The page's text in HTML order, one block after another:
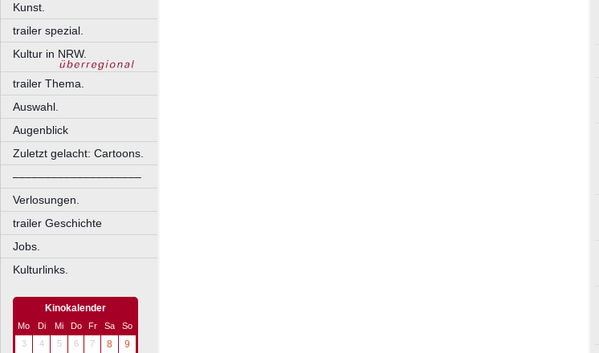
Kunst.
trailer spezial.
Kultur in NRW.
trailer Thema.
Auswahl.
Augenblick
Zuletzt gelacht: Cartoons.
––––––––––––––––––––
Verlosungen.
trailer Geschichte
Jobs.
Kulturlinks.
Kinokalender
Mo Di Mi Do Fr Sa
So
3
4 5 6 7 8
9